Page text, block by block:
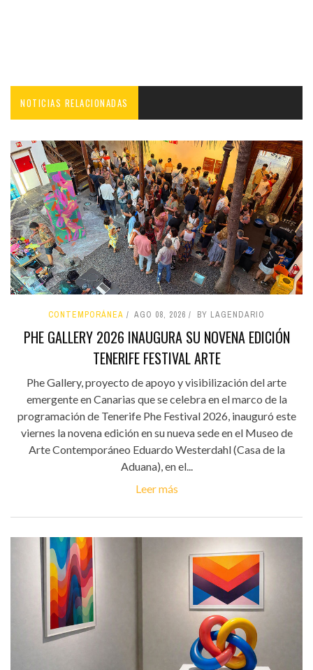
NOTICIAS RELACIONADAS
CONTEMPORÁNEA AGO 08, 2026 BY LAGENDARIO
PHE GALLERY 2026 INAUGURA SU NOVENA EDICIÓN
TENERIFE FESTIVAL ARTE
Phe Gallery, proyecto de apoyo y visibilización del arte
emergente en Canarias que se celebra en el marco de la
programación de Tenerife Phe Festival 2026, inauguró este
viernes la novena edición en su nueva sede en el Museo de
Arte Contemporáneo Eduardo Westerdahl (Casa de la
Aduana), en el...
Leer más